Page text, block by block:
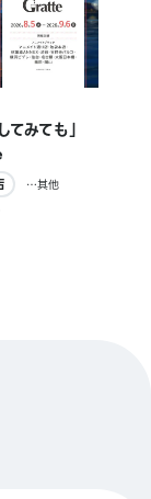
てみても」
…其他